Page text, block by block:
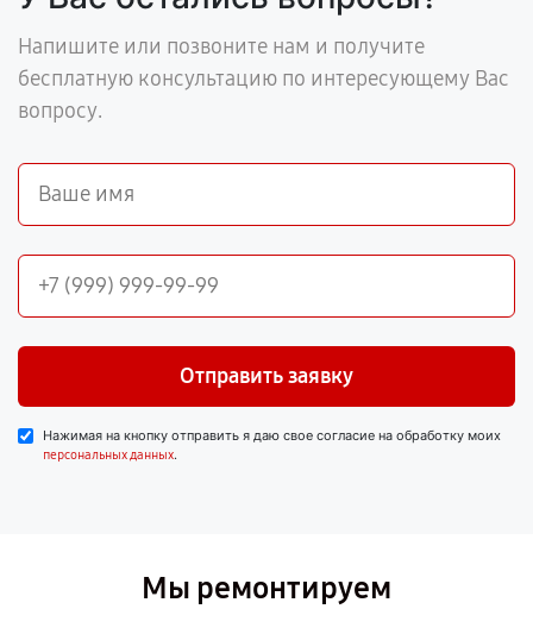
Напишите или позвоните нам и получите
бесплатную консультацию по интересующему Вас
вопросу.
Отправить заявку
Нажимая на кнопку отправить я даю свое согласие на обработку моих
персональных данных.
Мы ремонтируем